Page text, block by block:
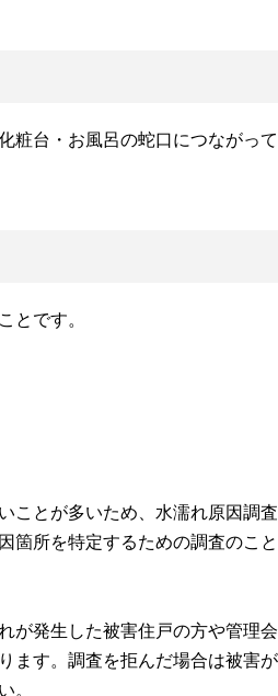
粧台・お風呂の蛇口につながっ
とです。
ことが多いため、水濡れ原因調
箇所を特定するための調査のこ
が発生した被害住戸の方や管理
ます。調査を拒んだ場合は被害
。